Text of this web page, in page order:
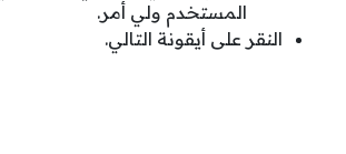
المستخدم ولي أمر.
النقر على أيقونة التالي.